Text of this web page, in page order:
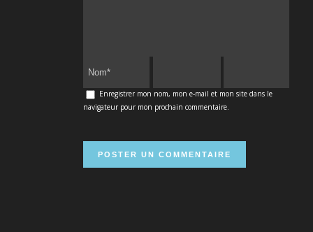
Enregistrer mon nom, mon e-mail et mon site dans le
navigateur pour mon prochain commentaire.